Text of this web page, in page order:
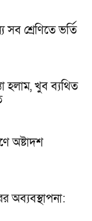
সব শ্রেণিতে ভর্তি
হলাম, খুব ব্যথিত
অষ্টাদশ
অব্যবস্থাপনা: